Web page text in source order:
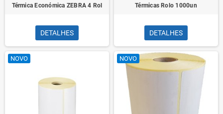
Térmica Económica ZEBRA 4 Rol
DETALHES
Térmicas Rolo 1000un
DETALHES
NOVO NOVO